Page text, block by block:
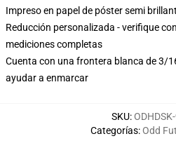
Impreso en papel de póster semi
Reducción personalizada - verifique
mediciones completas
Cuenta con una frontera blanca de 3/
ayudar a enmarcar
SKU:
Categorías:Odd